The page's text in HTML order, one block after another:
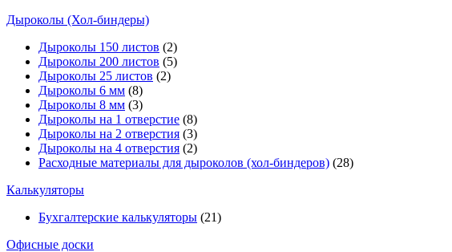
Дыроколы (Хол-биндеры)
Дыроколы 150 листов (2)
Дыроколы 200 листов (5)
Дыроколы 25 листов (2)
Дыроколы 6 мм (8)
Дыроколы 8 мм (3)
Дыроколы на 1 отверстие (8)
Дыроколы на 2 отверстия (3)
Дыроколы на 4 отверстия (2)
Расходные материалы для дыроколов (хол-биндеров) (28)
Калькуляторы
Бухгалтерские калькуляторы (21)
Офисные доски